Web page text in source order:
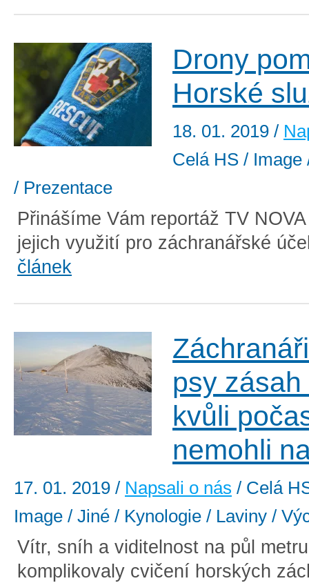
Drony
Horské
18. 01. 2019 /
Celá HS / Image
/ Prezentace
Přinášíme Vám reportáž TV
jejich využití pro záchranářské
článek
psy
kvůli
nemohli
17. 01. 2019 / Napsali o nás / Celá
Image / Jiné / Kynologie / Laviny /
Vítr, sníh a viditelnost na půl
komplikovaly cvičení horských